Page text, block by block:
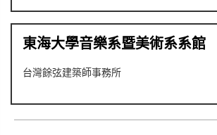
東海大學音樂系暨美術系系館
台灣餘弦建築師事務所